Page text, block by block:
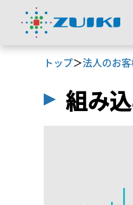
トップ＞法人のお
組み